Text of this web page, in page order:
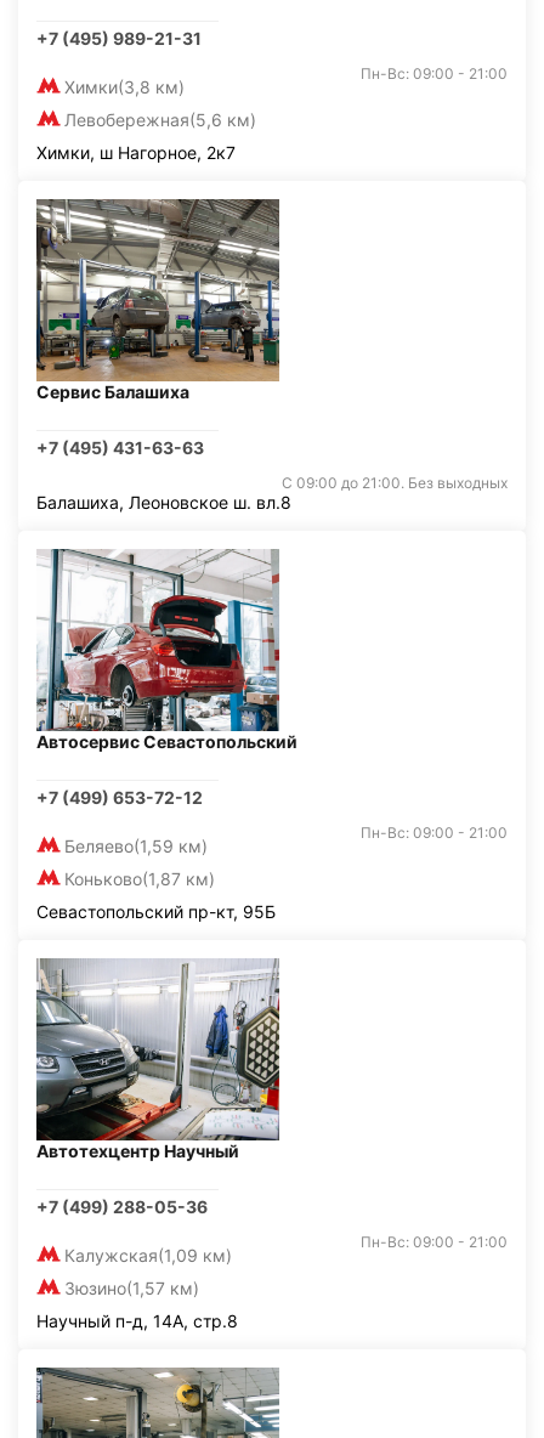
+7 (495) 989-21-31
Химки(3,8 км)
Левобережная(5,6 км)
Пн-Вс: 09:00 - 21:00
Химки, ш Нагорное, 2к7
Сервис Балашиха
+7 (495) 431-63-63
С 09:00 до 21:00. Без выходных
Балашиха, Леоновское ш. вл.8
Автосервис Севастопольский
+7 (499) 653-72-12
Беляево(1,59 км)
Коньково(1,87 км)
Пн-Вс: 09:00 - 21:00
Севастопольский пр-кт, 95Б
Автотехцентр Научный
+7 (499) 288-05-36
Калужская(1,09 км)
Зюзино(1,57 км)
Пн-Вс: 09:00 - 21:00
Научный п-д, 14А, стр.8